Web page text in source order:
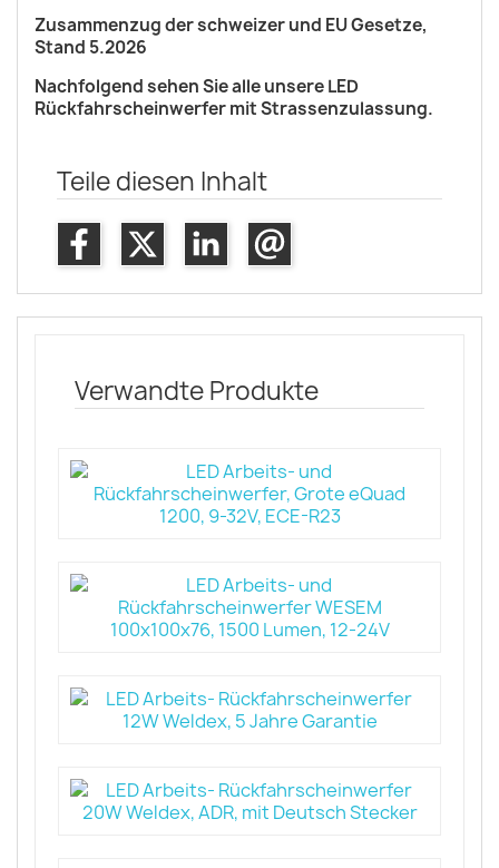
Zusammenzug der schweizer und EU Gesetze,
Stand 5.2026
Nachfolgend sehen Sie alle unsere LED
Rückfahrscheinwerfer mit Strassenzulassung.
Teile diesen Inhalt
Verwandte Produkte